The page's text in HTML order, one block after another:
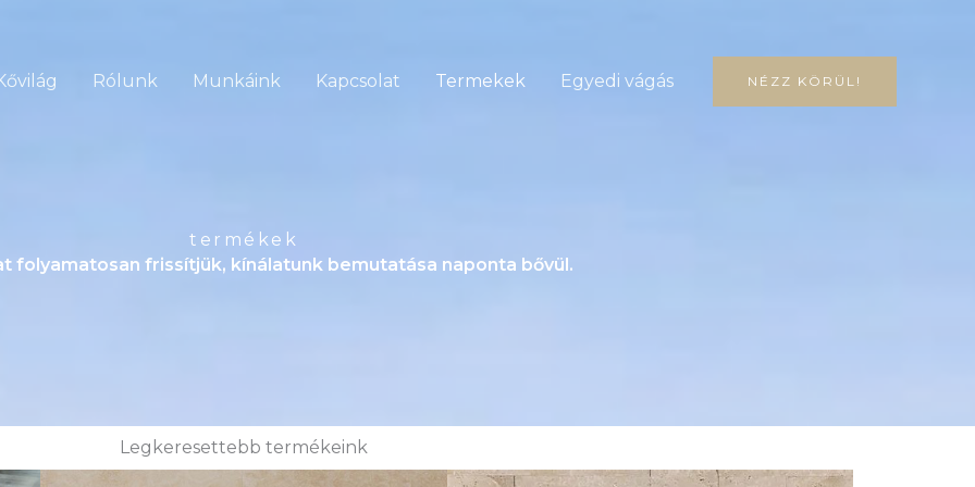
Rólunk Munkáink Kapcsolat Termekek Egyedi vágás NÉZZ KÖRÜL!
termékek
folyamatosan frissítjük, kínálatunk bemutatása naponta bővül.
Legkeresettebb termékeink